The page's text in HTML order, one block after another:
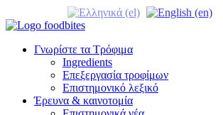
Γνωρίστε τα Τρόφιμα
Ingredients
Επεξεργασία τροφίμων
Επιστημονικό λεξικό
Έρευνα & καινοτομία